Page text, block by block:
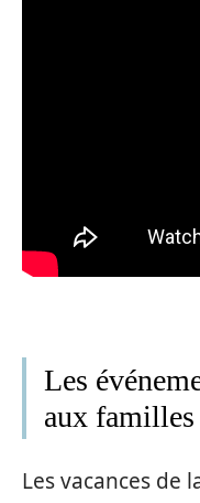
Les
aux familles
Les vacances de